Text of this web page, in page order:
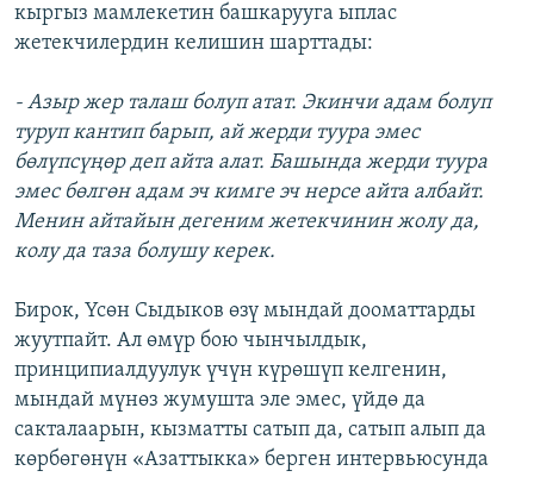
кыргыз мамлекетин башкарууга ыплас
жетекчилердин келишин шарттады:
- Азыр жер талаш болуп атат. Экинчи адам болуп
туруп кантип барып, ай жерди туура эмес
бөлүпсүңөр деп айта алат. Башында жерди туура
эмес бөлгөн адам эч кимге эч нерсе айта албайт.
Менин айтайын дегеним жетекчинин жолу да,
колу да таза болушу керек.
Бирок, Үсөн Сыдыков өзү мындай дооматтарды
жуутпайт. Ал өмүр бою чынчылдык,
принципиалдуулук үчүн күрөшүп келгенин,
мындай мүнөз жумушта эле эмес, үйдө да
сакталаарын, кызматты сатып да, сатып алып да
көрбөгөнүн «Азаттыкка» берген интервьюсунда